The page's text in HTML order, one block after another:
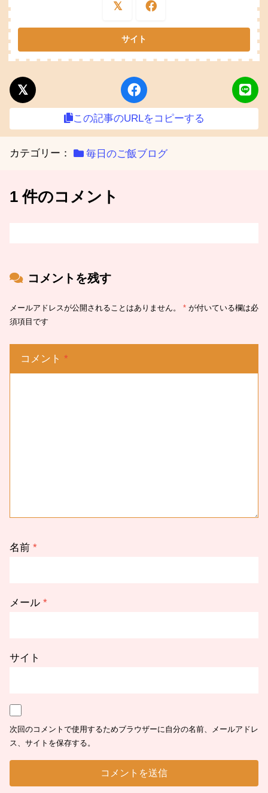
この記事のURLをコピーする
カテゴリー： 毎日のご飯ブログ
1 件のコメント
コメントを残す
メールアドレスが公開されることはありません。 * が付いている欄は必
須項目です
コメント *
名前 *
メール *
サイト
次回のコメントで使用するためブラウザーに自分の名前、メールアドレ
ス、サイトを保存する。